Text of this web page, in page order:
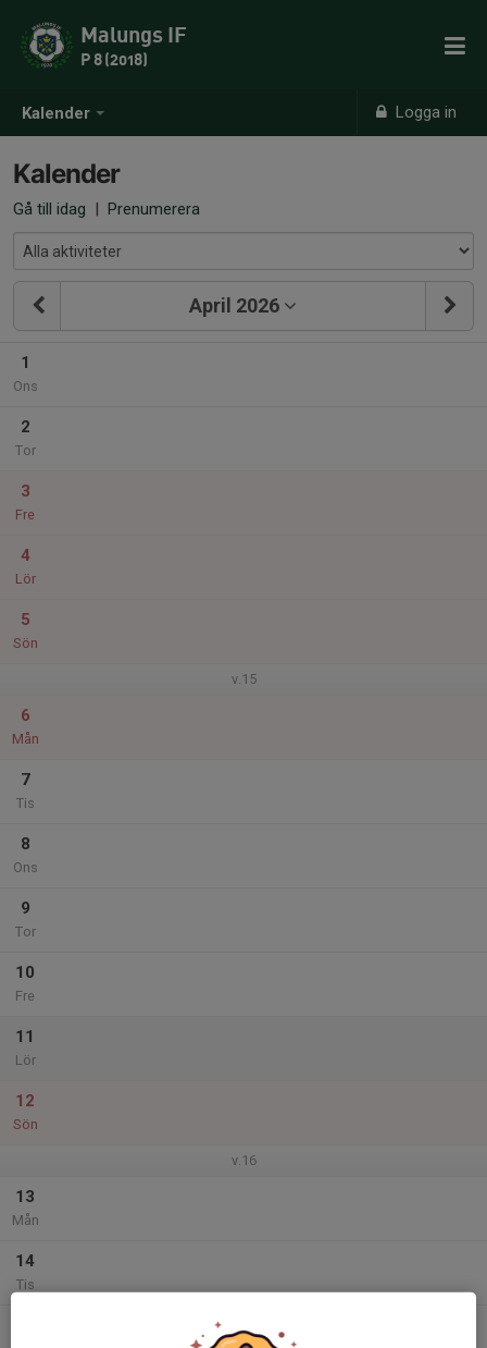
Kalender Logga in
Malungs IF
P 8 (2018)
Kalender
Gå till idag | Prenumerera
April 2026
1
Ons
2
Tor
3
Fre
4
Lör
5
Sön
v.15
6
Mån
7
Tis
8
Ons
9
Tor
10
Fre
11
Lör
12
Sön
v.16
13
Mån
14
Tis